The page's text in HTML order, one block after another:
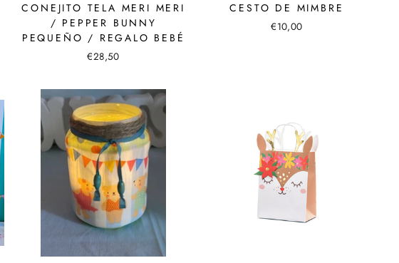
CONEJITO TELA MERI MERI
/ PEPPER BUNNY
PEQUEÑO / REGALO BEBÉ
€28,50
CESTO DE MIMBRE
€10,00